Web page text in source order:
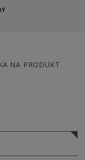
NA PRODUKT